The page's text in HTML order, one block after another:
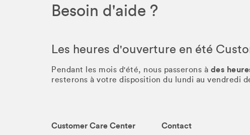
Besoin d'aide ?
Les heures d'ouverture en été
Pendant les mois d'été, nous passerons à des
resterons à votre disposition du lundi au vendredi
Customer Care Center Contact